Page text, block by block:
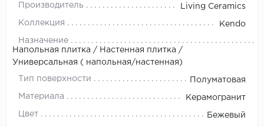
Производитель Living Ceramics
Коллекция Kendo
Назначение
Напольная плитка / Настенная плитка /
Универсальная ( напольная/настенная)
Тип поверхности Полуматовая
Материала Керамогранит
Цвет Бежевый